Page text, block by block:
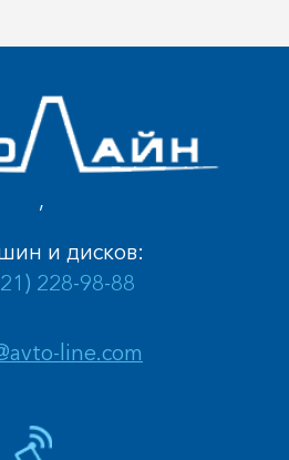
,
line.com
и дисков:
228-98-88